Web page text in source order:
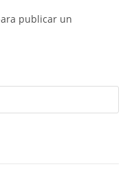
publicar un